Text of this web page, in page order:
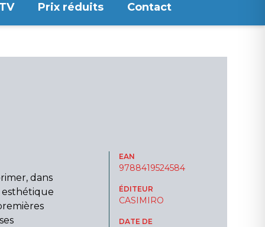
Prix réduits Contact
dans
esthétique
EAN
9788419524584
ÉDITEUR
CASIMIRO
DATE DE